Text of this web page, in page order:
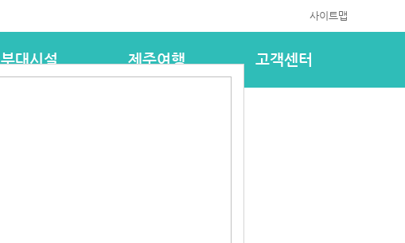
사이트맵
부대시설 제주여행 고객센터